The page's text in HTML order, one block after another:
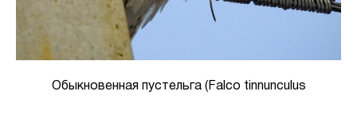
Обыкновенная пустельга (Falco tinnunculus